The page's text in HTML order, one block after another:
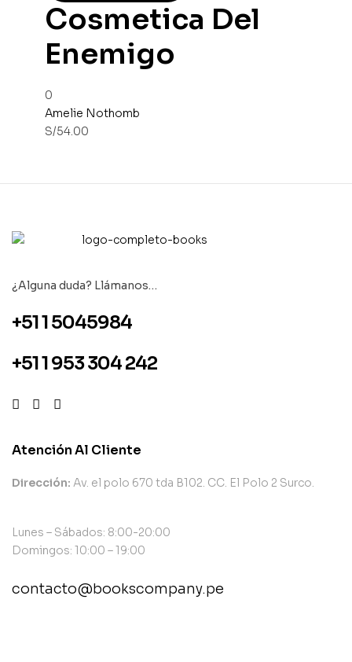
Cosmetica Del
Enemigo
0
Amelie Nothomb
S/54.00
¿Alguna duda? Llámanos…
+51 1 5045984
+51 1 953 304 242
Atención Al Cliente
Dirección: Av. el polo 670 tda B102. CC. El Polo 2 Surco.
Lunes – Sábados: 8:00-20:00
Domingos: 10:00 – 19:00
contacto@bookscompany.pe